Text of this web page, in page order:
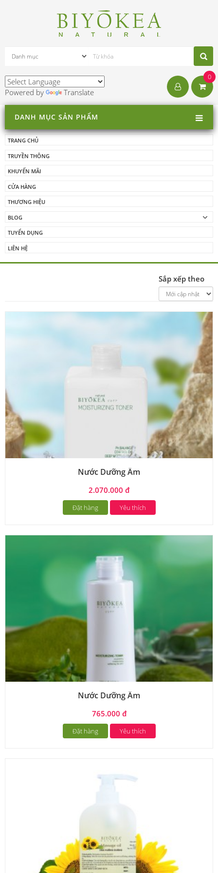
Powered by Translate
0
DANH MỤC SẢN PHẨM
TRANG CHỦ
TRUYỀN THÔNG
KHUYẾN MÃI
CỬA HÀNG
THƯƠNG HIỆU
BLOG
TUYỂN DỤNG
LIÊN HỆ
Sắp xếp theo
Nước Dưỡng Ẩm
2.070.000 đ
Đặt hàng Yêu thích
Nước Dưỡng Ẩm
765.000 đ
Đặt hàng Yêu thích